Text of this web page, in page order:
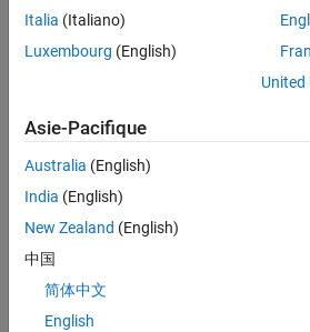
Video length is
robot
Italia (Italiano)
Luxembourg (English)
United
Asie-Pacifique
Australia (English)
India (English)
New Zealand (English)
中国
简体中文
English